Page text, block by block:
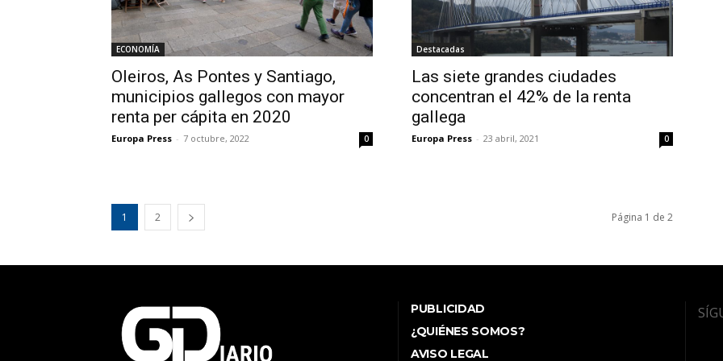
ECONOMÍA
Oleiros, As Pontes y Santiago,
municipios gallegos con mayor
renta per cápita en 2020
Europa Press - 7 octubre, 2022 0
Destacadas
Las siete grandes ciudades
concentran el 42% de la renta
gallega
Europa Press - 23 abril, 2021 0
1 2 Página 1 de 2
PUBLICIDAD
¿QUIÉNES SOMOS?
AVISO LEGAL